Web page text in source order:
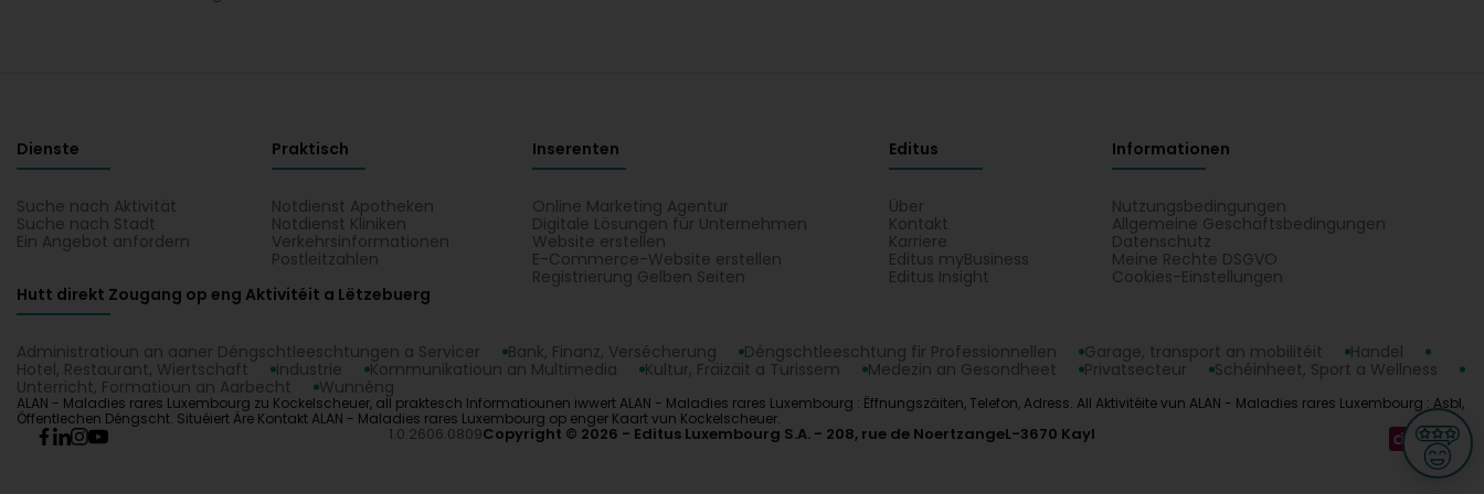
Dienste
Suche nach Aktivität
Suche nach Stadt
Ein Angebot anfordern
Praktisch
Notdienst Apotheken
Notdienst Kliniken
Verkehrsinformationen
Postleitzahlen
Inserenten
Online Marketing Agentur
Digitale Lösungen für Unternehmen
Website erstellen
E-Commerce-Website erstellen
Registrierung Gelben Seiten
Editus
Über
Kontakt
Karriere
Editus myBusiness
Editus Insight
Informationen
Nutzungsbedingungen
Allgemeine Geschäftsbedingungen
Datenschutz
Meine Rechte DSGVO
Cookies-Einstellungen
Hutt direkt Zougang op eng Aktivitéit a Lëtzebuerg
Administratioun an aaner Déngschtleeschtungen a Servicer Bank, Finanz, Versécherung Déngschtleeschtung fir Professionnellen Garage, transport an mobilitéit
Handel
Hotel, Restaurant, Wiertschaft
Industrie Kommunikatioun an Multimedia Kultur, Fräizäit a Turissem Medezin an Gesondheet Privatsecteur
Schéinheet, Sport a Wellness
Unterricht, Formatioun an Aarbecht
Wunnéng
ALAN - Maladies rares Luxembourg zu Kockelscheuer, all praktesch Informatiounen iwwert ALAN - Maladies rares Luxembourg : Ëffnungszäiten, Telefon, Adress. All Aktivitéite vun ALAN - Maladies rares Luxembourg : Asbl,
Öffentlechen Déngscht. Situéiert Äre Kontakt ALAN - Maladies rares Luxembourg op enger Kaart vun Kockelscheuer.
1.0.2606.0809Copyright © 2026 Editus Luxembourg S.A. 208, rue de NoertzangeL-3670 Kayl